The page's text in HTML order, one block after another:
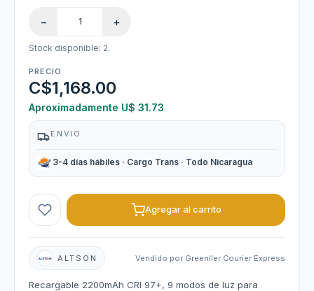
ALTSON Vendido por Greenller Courier Express
Recargable 2200mAh CRI 97+, 9 modos de luz para
PRECIO
C$1,168.00
Aproximadamente U$ 31.73
ENVIO
3-4 días hábiles · Cargo Trans · Todo Nicaragua
− +
Stock disponible: 2.
Agregar al carrito